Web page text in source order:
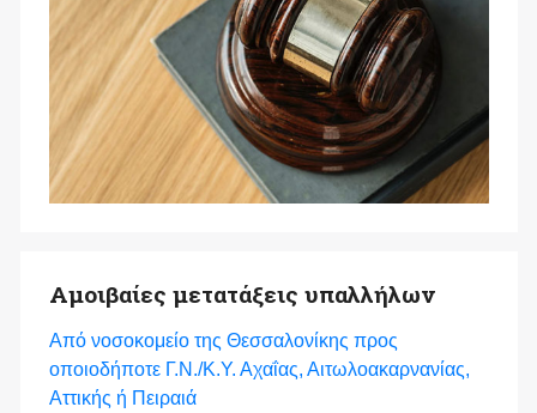
Αμοιβαίες μετατάξεις υπαλλήλων
Από νοσοκομείο της Θεσσαλονίκης προς
οποιοδήποτε Γ.Ν./Κ.Υ. Αχαΐας, Αιτωλοακαρνανίας,
Αττικής ή Πειραιά